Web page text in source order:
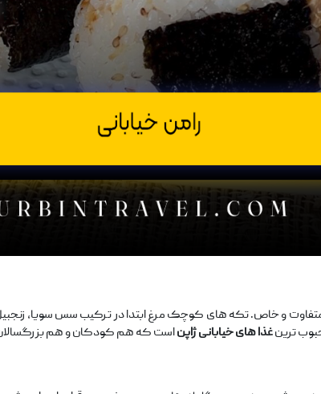
و خاص. تکه‌ های کوچک مرغ ابتدا در ترکیب سس سویا،
‌ترینغذا های خیابانی ژاپناست که هم کودکان و هم